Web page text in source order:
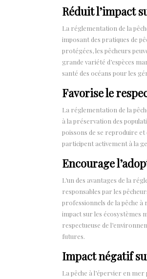
Réduit l’impact
La réglementation de la
imposant des pratiques de
protégées, les pêcheurs
grande variété d’espèces
santé des océans pour les
Favorise le
La réglementation de la
à la préservation des
poissons de se reproduire et
participent activement à la
Encourage
L’un des avantages de la
responsables par les
professionnels de la pêche
impact sur les écosystèmes
respectueuse de
futures.
Impact négatif
La pêche à l’épervier en